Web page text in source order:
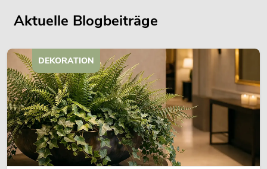
Aktuelle Blogbeiträge
DEKORATION